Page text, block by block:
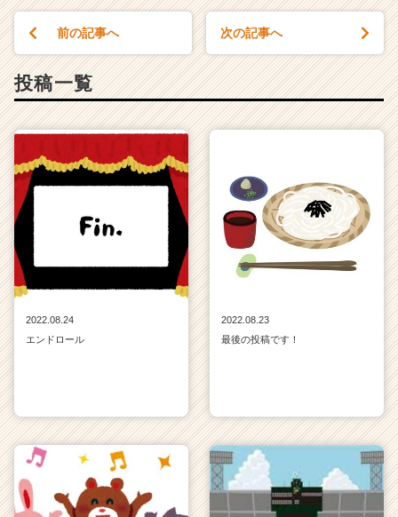
前の記事へ 次の記事へ
投稿一覧
2022.08.24
エンドロール
2022.08.23
最後の投稿です！